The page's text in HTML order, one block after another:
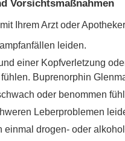
Vorsichtsmaßnahmen
Ihrem Arzt oder
leiden.
einer Kopfverletzung
Buprenorphin
oder benommen
Leberproblemen
einmal drogen- oder